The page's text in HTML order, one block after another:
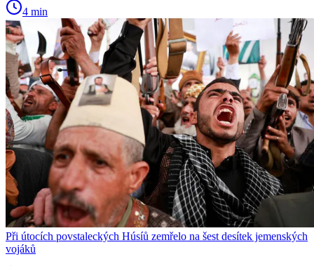
4 min
Při útocích povstaleckých Húsíů zemřelo na šest desítek jemenských
vojáků